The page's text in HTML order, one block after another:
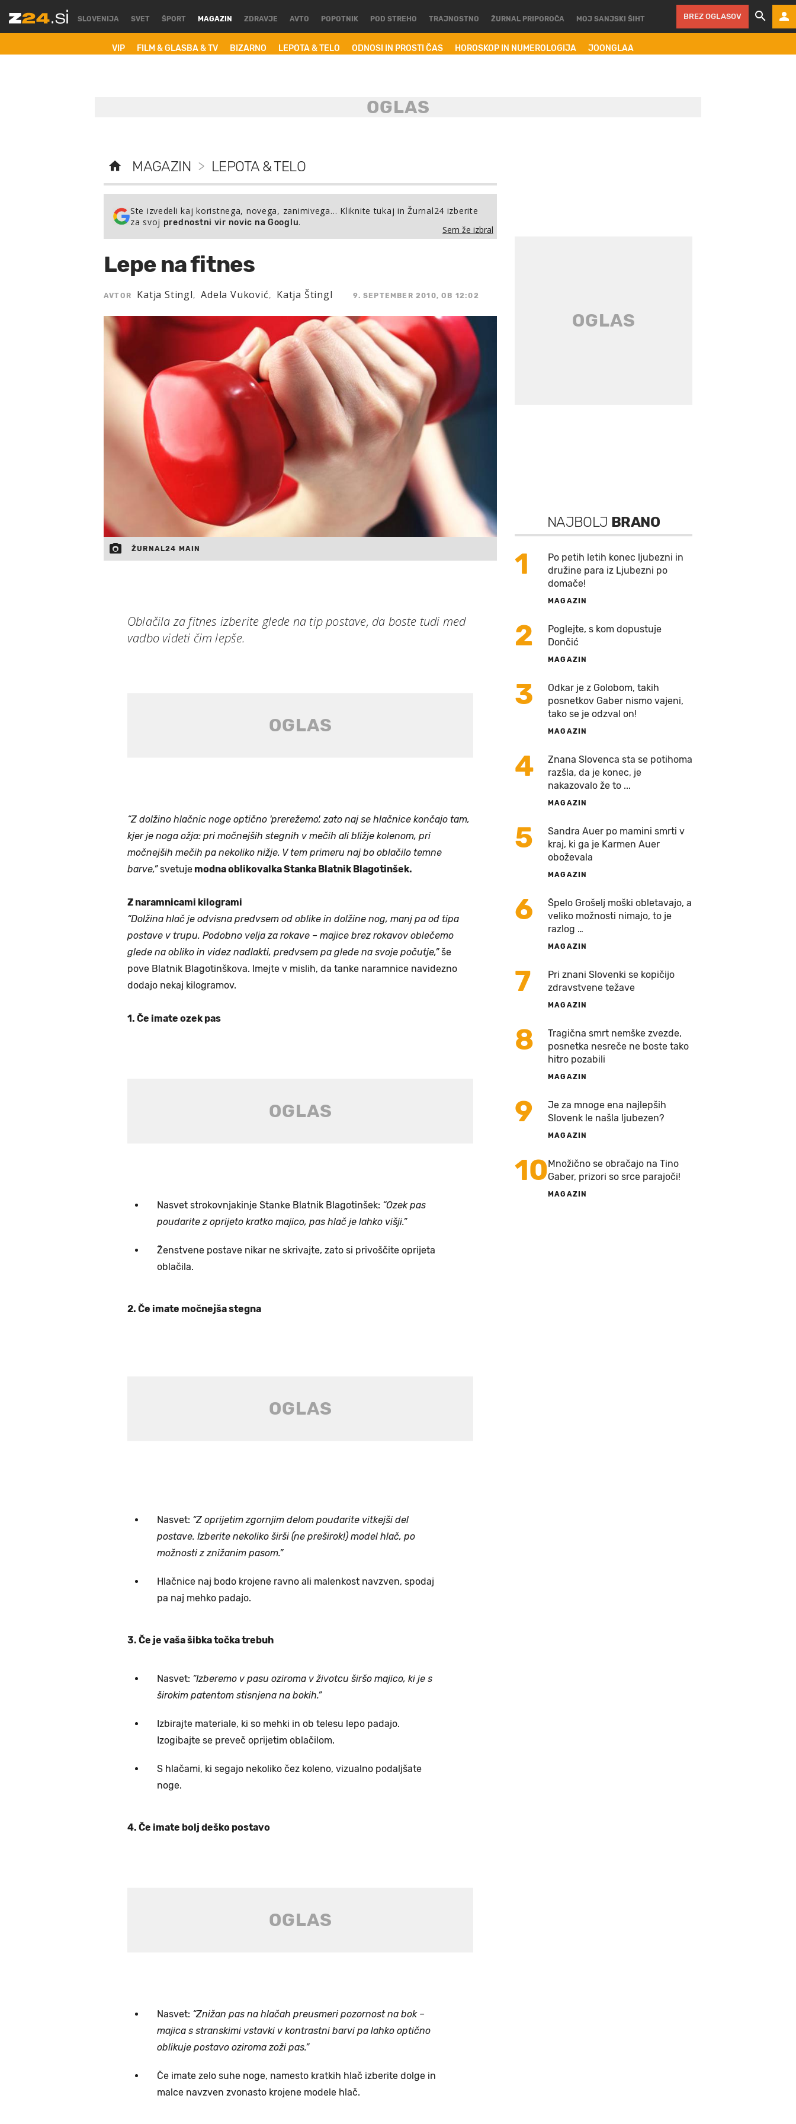
SLOVENIJA SVET ŠPORT MAGAZIN
VIP FILM & GLASBA & TV BIZARNO LEPOTA & TELO ODNOSI IN PROSTI ČAS HOROSKOP IN NUMEROLOGIJA JOONGLAA
ZDRAVJE AVTO POPOTNIK POD STREHO TRAJNOSTNO ŽURNAL PRIPOROČA MOJ SANJSKI ŠIHT BREZ OGLASOV
MAGAZIN > LEPOTA & TELO
Ste izvedeli kaj koristnega, novega, zanimivega… Kliknite tukaj in Žurnal24 izberite
za svoj prednostni vir novic na Googlu.
Sem že izbral
Lepe na fitnes
AVTOR Katja Stingl, Adela Vuković, Katja Štingl 9. SEPTEMBER 2010, OB 12:02
ŽURNAL24 MAIN
Oblačila za fitnes izberite glede na tip postave, da boste tudi med
vadbo videti čim lepše.
“Z dolžino hlačnic noge optično 'prerežemo', zato naj se hlačnice končajo tam,
kjer je noga ožja: pri močnejših stegnih v mečih ali bližje kolenom, pri
močnejših mečih pa nekoliko nižje. V tem primeru naj bo oblačilo temne
barve,”svetuje modna oblikovalka Stanka Blatnik Blagotinšek.
Z naramnicami kilogrami
“Dolžina hlač je odvisna predvsem od oblike in dolžine nog, manj pa od tipa
postave v trupu. Podobno velja za rokave – majice brez rokavov oblečemo
glede na obliko in videz nadlakti, predvsem pa glede na svoje počutje,”še
pove Blatnik Blagotinškova. Imejte v mislih, da tanke naramnice navidezno
dodajo nekaj kilogramov.
1. Če imate ozek pas
Nasvet strokovnjakinje Stanke Blatnik Blagotinšek: “Ozek pas
poudarite z oprijeto kratko majico, pas hlač je lahko višji.”
Ženstvene postave nikar ne skrivajte, zato si privoščite oprijeta
oblačila.
2. Če imate močnejša stegna
Nasvet: “Z oprijetim zgornjim delom poudarite vitkejši del
postave. Izberite nekoliko širši (ne preširok!) model hlač, po
možnosti z znižanim pasom.”
Hlačnice naj bodo krojene ravno ali malenkost navzven, spodaj
pa naj mehko padajo.
3. Če je vaša šibka točka trebuh
Nasvet: “Izberemo v pasu oziroma v životcu širšo majico, ki je s
širokim patentom stisnjena na bokih.”
Izbirajte materiale, ki so mehki in ob telesu lepo padajo.
Izogibajte se preveč oprijetim oblačilom.
S hlačami, ki segajo nekoliko čez koleno, vizualno podaljšate
noge.
4. Če imate bolj deško postavo
Nasvet: “Znižan pas na hlačah preusmeri pozornost na bok –
majica s stranskimi vstavki v kontrastni barvi pa lahko optično
oblikuje postavo oziroma zoži pas.”
Če imate zelo suhe noge, namesto kratkih hlač izberite dolge in
malce navzven zvonasto krojene modele hlač.
NAJBOLJ BRANO
1
Po petih letih konec ljubezni in
družine para iz Ljubezni po
domače!
MAGAZIN
2
Poglejte, s kom dopustuje
Dončić
MAGAZIN
3
Odkar je z Golobom, takih
posnetkov Gaber nismo vajeni,
tako se je odzval on!
MAGAZIN
4
Znana Slovenca sta se potihoma
razšla, da je konec, je
nakazovalo že to ...
MAGAZIN
5
Sandra Auer po mamini smrti v
kraj, ki ga je Karmen Auer
oboževala
MAGAZIN
6
Špelo Grošelj moški obletavajo, a
veliko možnosti nimajo, to je
razlog …
MAGAZIN
7
Pri znani Slovenki se kopičijo
zdravstvene težave
MAGAZIN
8
Tragična smrt nemške zvezde,
posnetka nesreče ne boste tako
hitro pozabili
MAGAZIN
9
Je za mnoge ena najlepših
Slovenk le našla ljubezen?
MAGAZIN
10Množično se obračajo na Tino
Gaber, prizori so srce parajoči!
MAGAZIN